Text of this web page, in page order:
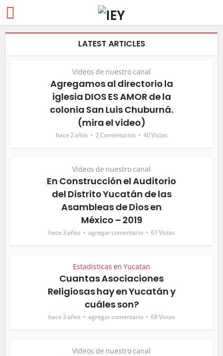
LATEST ARTICLES
Videos de nuestro canal
Agregamos al directorio la
iglesia DIOS ES AMOR de la
colonia San Luis Chuburná.
(mira el video)
hace 2 años 2 Comentarios 40 Vistas
Videos de nuestro canal
En Construcción el Auditorio
del Distrito Yucatán de las
Asambleas de Dios en
México – 2019
hace 3 años agregar comentario 61 Vistas
Estadisticas en Yucatan
Cuantas Asociaciones
Religiosas hay en Yucatán y
cuáles son?
hace 3 años agregar comentario 68 Vistas
Videos de nuestro canal